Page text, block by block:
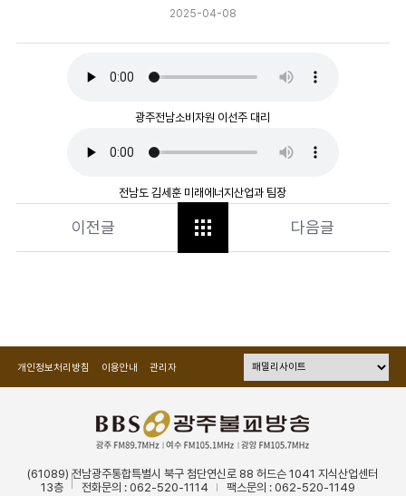
2025-04-08
광주전남소비자원 이선주 대리
전남도 김세훈 미래에너지산업과 팀장
이전글 다음글
개인정보처리방침 이용안내 관리자
(61089) 전남광주통합특별시 북구 첨단연신로 88 허드슨 1041 지식산업센터
13층
전화문의 : 062-520-1114 팩스문의 : 062-520-1149